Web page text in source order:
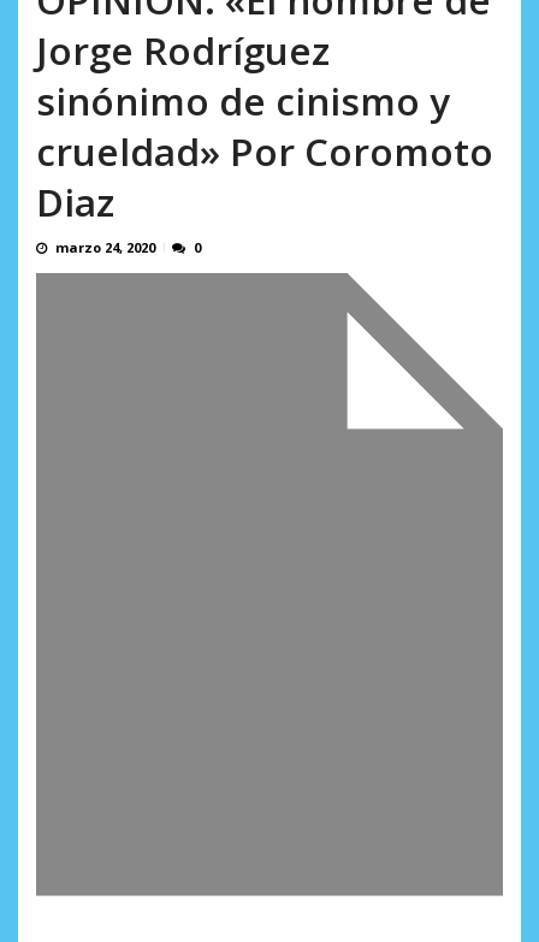
Jorge Rodríguez
sinónimo de cinismo y
crueldad» Por Coromoto
Diaz
marzo 24, 2020 0